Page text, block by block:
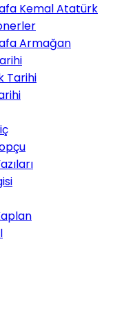
Kemal Atatürk
Armağan
Tarihi